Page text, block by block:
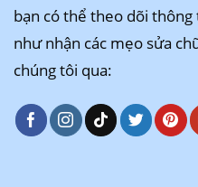
bạn có thể theo dõi thông
như nhận các mẹo sửa
chúng tôi qua: